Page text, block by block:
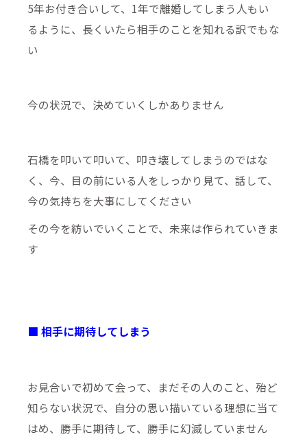
5年お付き合いして、1年で離婚してしまう人もい
るように、長くいたら相手のことを知れる訳でもな
い
今の状況で、決めていくしかありません
石橋を叩いて叩いて、叩き壊してしまうのではな
く、今、目の前にいる人をしっかり見て、話して、
今の気持ちを大事にしてください
その今を紡いでいくことで、未来は作られていきま
す
■ 相手に期待してしまう
お見合いで初めて会って、まだその人のこと、殆ど
知らない状況で、自分の思い描いている理想に当て
はめ、勝手に期待して、勝手に幻滅していません